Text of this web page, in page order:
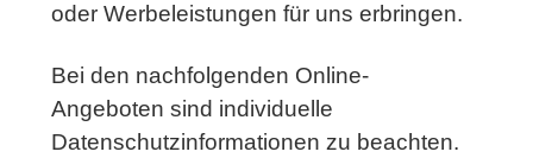
oder Werbeleistungen für uns erbringen.
Bei den nachfolgenden Online-
Angeboten sind individuelle
Datenschutzinformationen zu beachten.